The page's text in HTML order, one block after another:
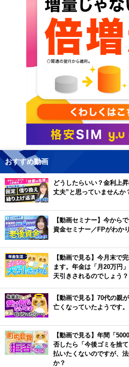
おすすめ動画
どうしたらいい？金利上
丈夫”と思っていませんか
【動画セミナー】今から
資金セミナー／FPがわか
【動画で見る】今月末で
ます。年金は「月20万円
天引きされるのでしょう？
【動画で見る】70代の親
亡くなっていたようです
【動画で見る】年間「
否したら「今後ゴミを捨
払いたくないのですが、
か？